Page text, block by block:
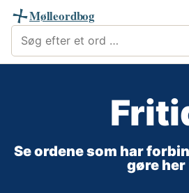
Mølleordbog
Søg i Mølleordbog
Se ordene som har
gøre her